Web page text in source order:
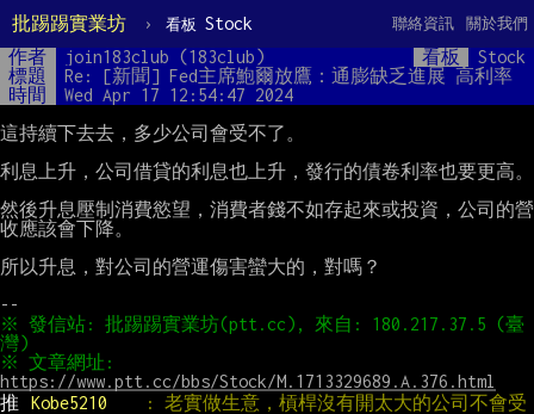
批踢踢實業坊 › 看板 Stock 關於我們
聯絡資訊
作者 join183club (183club) 看板
Stock
標題
Re: [新聞] Fed主席鮑爾放鷹：通膨缺乏進展 高利率
時間
Wed Apr 17 12:54:47 2024
這持續下去去，多少公司會受不了。
利息上升，公司借貸的利息也上升，發行的債卷利率也要更高。
然後升息壓制消費慾望，消費者錢不如存起來或投資，公司的營
收應該會下降。
所以升息，對公司的營運傷害蠻大的，對嗎？
※ 發信站: 批踢踢實業坊(ptt.cc), 來自: 180.217.37.5 (臺
https://www.ptt.cc/bbs/Stock/M.1713329689.A.376.html
推
Kobe5210
: 老實做生意，槓桿沒有開太大的公司不會受